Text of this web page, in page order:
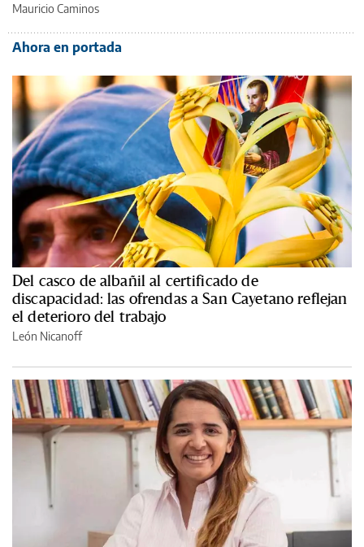
Mauricio Caminos
Ahora en portada
Del casco de albañil al certificado de
discapacidad: las ofrendas a San Cayetano reflejan
el deterioro del trabajo
León Nicanoff